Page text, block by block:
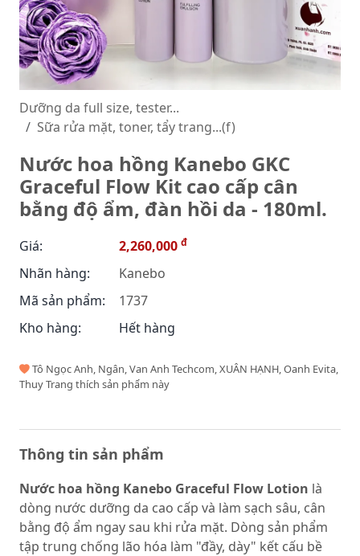
Dưỡng da full size, tester...
Sữa rửa mặt, toner, tẩy trang...(f)
Nước hoa hồng Kanebo GKC
Graceful Flow Kit cao cấp cân
bằng độ ẩm, đàn hồi da - 180ml.
Giá: 2,260,000 đ
Nhãn hàng:
Kanebo
Mã sản phẩm:
1737
Kho hàng:
Hết hàng
Tô Ngọc Anh, Ngân, Van Anh Techcom, XUÂN HẠNH, Oanh Evita,
Thuy Trang thích sản phẩm này
Thông tin sản phẩm
Nước hoa hồng Kanebo Graceful Flow Lotion là
dòng nước dưỡng da cao cấp và làm sạch sâu, cân
bằng độ ẩm ngay sau khi rửa mặt. Dòng sản phẩm
tập trung chống lão hóa làm "đầy, dày" kết cấu bề